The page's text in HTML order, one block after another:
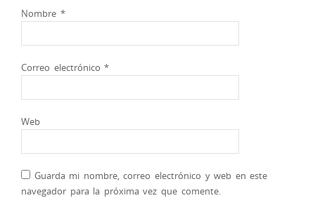
Nombre *
Correo electrónico*
Web
Guarda mi nombre, correo electrónico y web en este
navegador para la próxima vez que comente.